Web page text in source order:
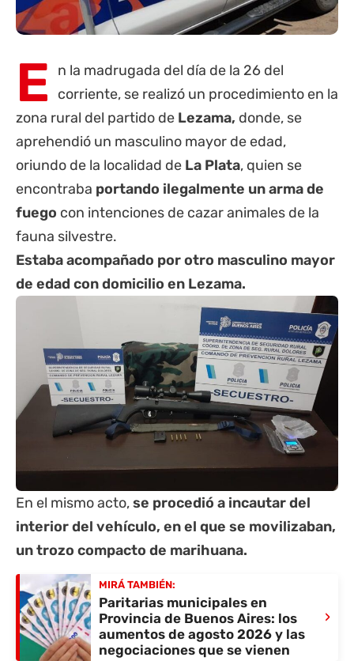
E
n la madrugada del día de la 26 del
corriente, se realizó un procedimiento en la
zona rural del partido de Lezama, donde, se
aprehendió un masculino mayor de edad,
oriundo de la localidad de La Plata, quien se
encontraba portando ilegalmente un arma de
fuego con intenciones de cazar animales de la
fauna silvestre.
Estaba acompañado por otro masculino mayor
de edad con domicilio en Lezama.
En el mismo acto,se procedió a incautar del
interior del vehículo, en el que se movilizaban,
un trozo compacto de marihuana.
MIRÁ TAMBIÉN:
Paritarias municipales en
Provincia de Buenos Aires: los
aumentos de agosto 2026 y las
negociaciones que se vienen
›